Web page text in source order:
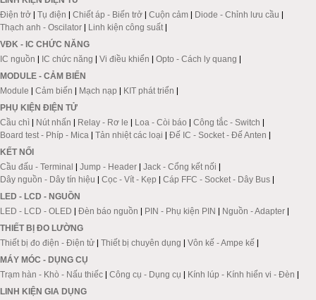
Điện trở | Tụ điện | Chiết áp - Biến trở | Cuộn cảm | Diode - Chỉnh lưu cầu |
Thạch anh - Oscilator | Linh kiện công suất |
VĐK - IC CHỨC NĂNG
IC nguồn | IC chức năng | Vi điều khiển | Opto - Cách ly quang |
MODULE - CẢM BIẾN
Module | Cảm biến | Mạch nạp | KIT phát triển |
PHỤ KIỆN ĐIỆN TỬ
Cầu chì | Nút nhấn | Relay - Rơ le | Loa - Còi báo | Công tắc - Switch |
Board test - Phíp - Mica | Tản nhiệt các loại | Đế IC - Socket - Đế Anten |
KẾT NỐI
Cầu đấu - Terminal | Jump - Header | Jack - Cổng kết nối |
Dây nguồn - Dây tín hiệu | Cọc - Vít - Kẹp | Cáp FFC - Socket - Dây Bus |
LED - LCD - NGUỒN
LED - LCD - OLED | Đèn báo nguồn | PIN - Phụ kiện PIN | Nguồn - Adapter |
THIẾT BỊ ĐO LƯỜNG
Thiết bị đo điện - Điện tử | Thiết bị chuyên dụng | Vôn kế - Ampe kế |
MÁY MÓC - DỤNG CỤ
Trạm hàn - Khò - Nấu thiếc | Công cụ - Dụng cụ | Kính lúp - Kính hiển vi - Đèn |
LINH KIỆN GIA DỤNG